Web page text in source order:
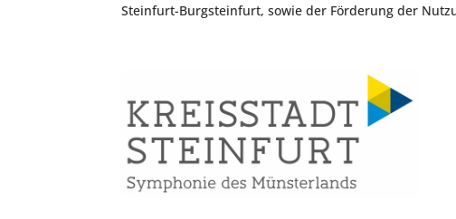
Steinfurt-Burgsteinfurt, sowie der Förderung der